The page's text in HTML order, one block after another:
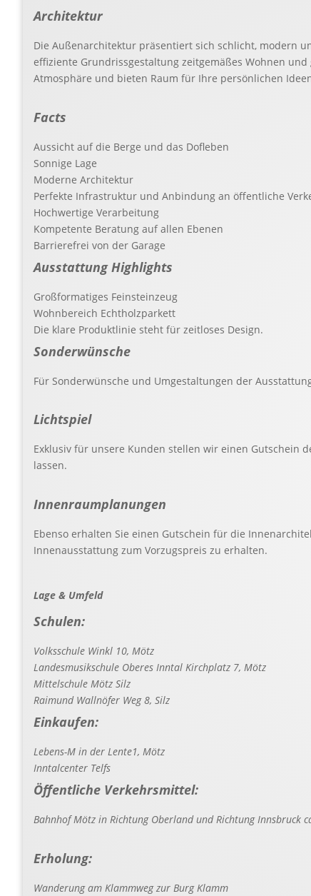
Architektur
Die Außenarchitektur präsentiert sich schlicht, modern
effiziente Grundrissgestaltung zeitgemäßes Wohnen
Atmosphäre und bieten Raum für Ihre persönlichen
Facts
Aussicht auf die Berge und das Dofleben
Sonnige Lage
Moderne Architektur
Perfekte Infrastruktur und Anbindung an öffentliche
Hochwertige Verarbeitung
Kompetente Beratung auf allen Ebenen
Barrierefrei von der Garage
Ausstattung Highlights
Großformatiges Feinsteinzeug
Wohnbereich Echtholzparkett
Die klare Produktlinie steht für zeitloses Design.
Sonderwünsche
Für Sonderwünsche und Umgestaltungen der
Lichtspiel
Exklusiv für unsere Kunden stellen wir einen Gutschein
lassen.
Innenraumplanungen
Ebenso erhalten Sie einen Gutschein für die
Innenausstattung zum Vorzugspreis zu erhalten.
Lage & Umfeld
Schulen:
Volksschule Winkl 10, Mötz
Landesmusikschule Oberes Inntal Kirchplatz 7, Mötz
Mittelschule Mötz Silz
Raimund Wallnöfer Weg 8, Silz
Einkaufen:
Lebens-M in der Lente1, Mötz
Inntalcenter Telfs
Öffentliche Verkehrsmittel:
Bahnhof Mötz in Richtung Oberland und Richtung Innsbruck
Erholung:
Wanderung am Klammweg zur Burg Klamm